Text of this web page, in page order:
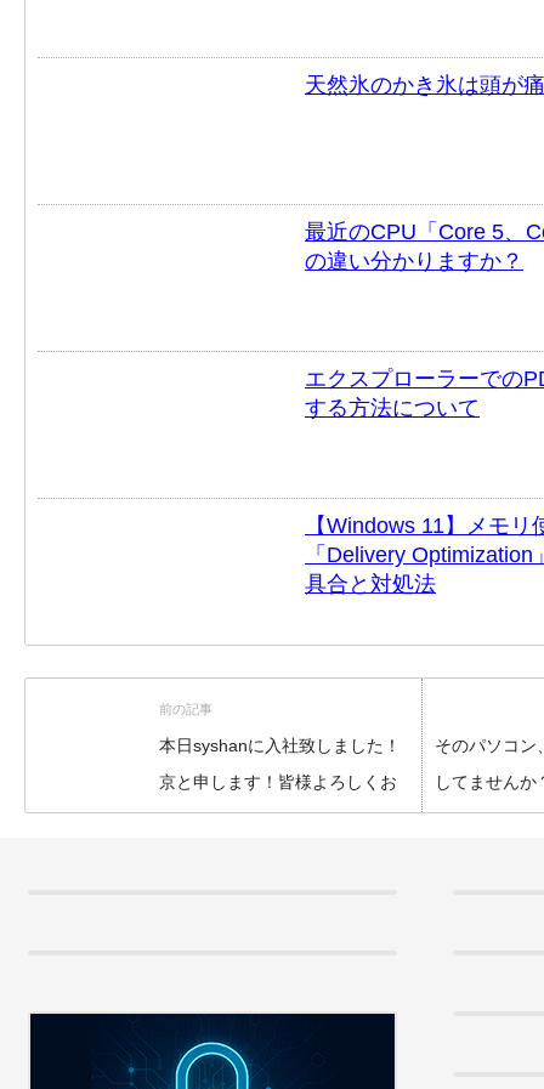
天然氷のかき氷は頭が
最近のCPU「Core 5、
の違い分かりますか？
エクスプローラーでの
する方法について
【Windows 11】メモ
「Delivery
具合と対処法
前の記事
本日syshanに入社致しました！
京と申します！皆様よろしくお
願い致します！
そのパソコン
してませんか